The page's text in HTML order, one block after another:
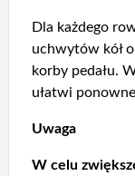
Dla każdego
uchwytów kół
korby pedału.
ułatwi
Uwaga
W celu